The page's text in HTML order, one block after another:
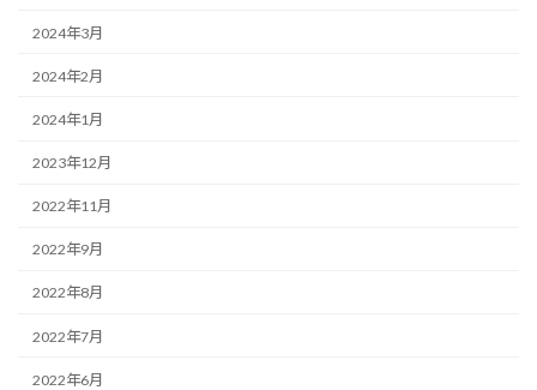
2024年3月
2024年2月
2024年1月
2023年12月
2022年11月
2022年9月
2022年8月
2022年7月
2022年6月